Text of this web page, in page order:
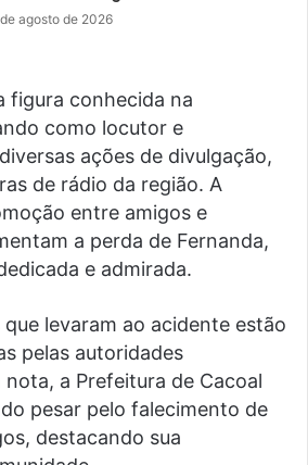
agosto de 2026
figura conhecida na
como locutor e
ações de divulgação,
de rádio da região. A
entre amigos e
a perda de Fernanda,
e admirada.
levaram ao acidente estão
pelas autoridades
a Prefeitura de Cacoal
pesar pelo falecimento de
destacando sua